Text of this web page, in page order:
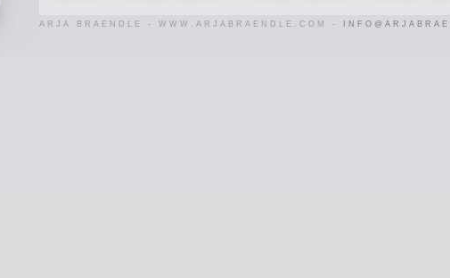
ARJA BRAENDLE - WWW.ARJABRAENDLE.COM -